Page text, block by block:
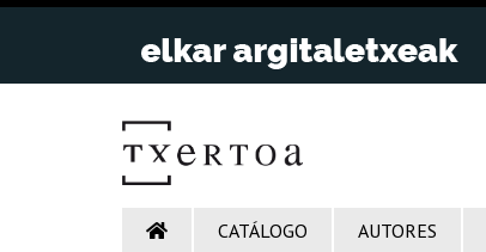
CATÁLOGO AUTORES